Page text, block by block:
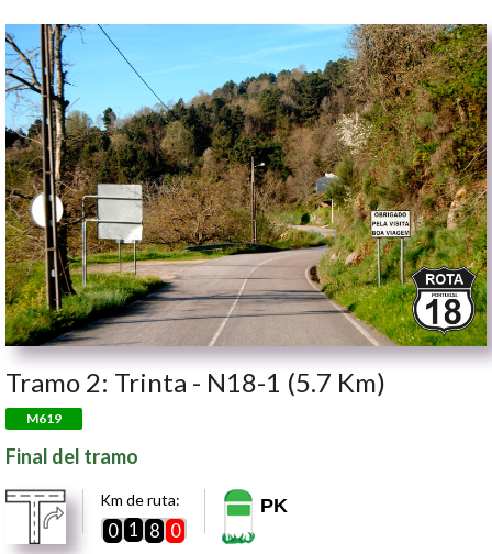
Tramo 2: Trinta - N18-1 (5.7 Km)
M619
Final del tramo
Km de ruta:
0 1 8 0
PK